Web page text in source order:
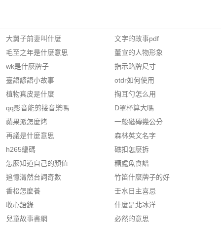
大舅子前妻叫什麼
毛至之年是什麼意思
wk是什麼牌子
臺語諺語小故事
植物真皮是什麼
qq影音能剪接音樂嗎
蘋果派怎麼烤
再議是什麼意思
h265編碼
怎麼知道自己的顏值
追憶潸然台詞奇數
香松怎麼養
收心語錄
兒童故事書網
文字的故事pdf
董宣的人物形象
指示路牌尺寸
otdr如何使用
掏耳勺怎么用
D罩杯算大嗎
一般磁磚幾公分
森林英文名字
磁扣怎麼拆
糖處魚食譜
竹笛什麼牌子的好
壬水日主喜忌
什麼是北冰洋
必然的意思